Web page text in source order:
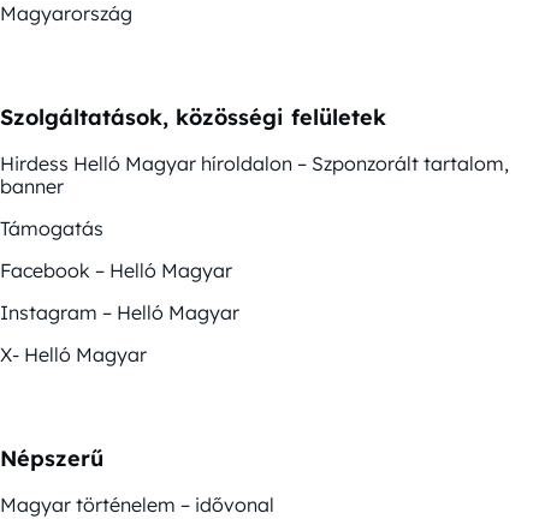
Magyarország
Szolgáltatások, közösségi felületek
Hirdess Helló Magyar híroldalon – Szponzorált tartalom,
banner
Támogatás
Facebook – Helló Magyar
Instagram – Helló Magyar
X- Helló Magyar
Népszerű
Magyar történelem – idővonal